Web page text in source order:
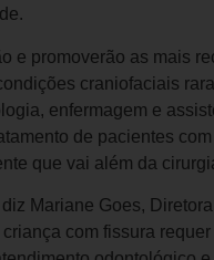
e promoverão as mais
craniofaciais
enfermagem e
de pacientes
que vai além da
Mariane Goes,
com fissura